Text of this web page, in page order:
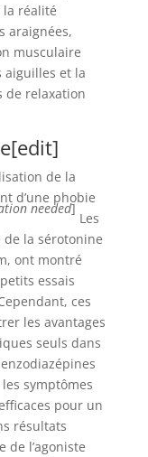
la réalité
araignées,
musculaire
aiguilles et la
de relaxation
[edit]
de la
d’une phobie
needed]
Les
la sérotonine
ont montré
essais
ces
les avantages
seuls dans
symptômes
pour un
résultats
de l’agoniste